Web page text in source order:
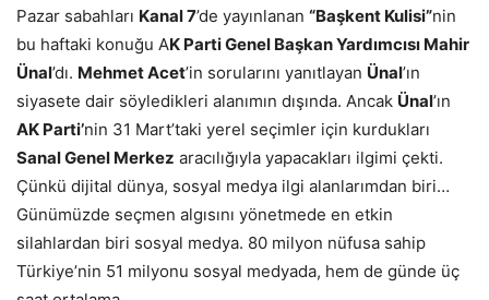
Pazar sabahları Kanal 7’de yayınlanan “Başkent Kulisi”nin
bu haftaki konuğu AK Parti Genel Başkan Yardımcısı Mahir
Ünal’dı. Mehmet Acet’in sorularını yanıtlayan Ünal’ın
siyasete dair söyledikleri alanımın dışında. Ancak Ünal’ın
AK Parti’nin 31 Mart’taki yerel seçimler için kurdukları
Sanal Genel Merkez aracılığıyla yapacakları ilgimi çekti.
Çünkü dijital dünya, sosyal medya ilgi alanlarımdan biri…
Günümüzde seçmen algısını yönetmede en etkin
silahlardan biri sosyal medya. 80 milyon nüfusa sahip
Türkiye’nin 51 milyonu sosyal medyada, hem de günde üç